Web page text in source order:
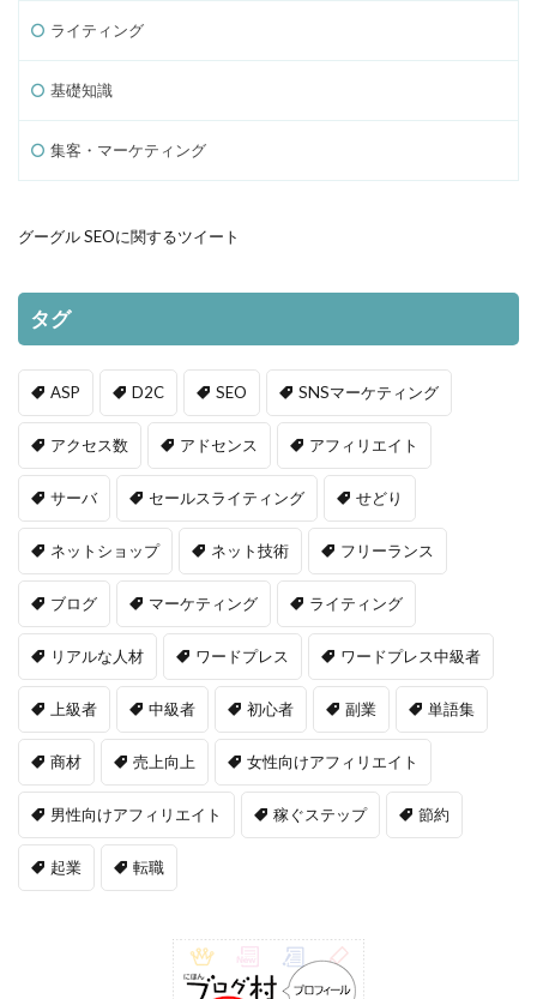
ライティング
基礎知識
集客・マーケティング
グーグル SEOに関するツイート
タグ
ASP D2C SEO SNSマーケティング
アクセス数 アドセンス アフィリエイト
サーバ セールスライティング せどり
ネットショップ ネット技術 フリーランス
ブログ マーケティング ライティング
リアルな人材 ワードプレス ワードプレス中級者
上級者 中級者 初心者 副業 単語集
商材 売上向上 女性向けアフィリエイト
男性向けアフィリエイト 稼ぐステップ 節約
起業 転職